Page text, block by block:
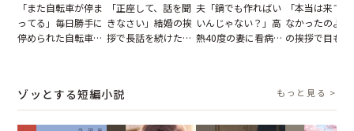
「また自転車が停ま
ってる」毎日勝手に
停められた自転車。
「正座して、話を聞
きなさい」結婚の挨
拶で長話を続けた義
夫「鍋でも作ればい
いんじゃない？」高
熱40度の妻に看病な
「本当は来て
なかったのよ
の挨拶で目も
ゾッとする短編小説 もっと見る >